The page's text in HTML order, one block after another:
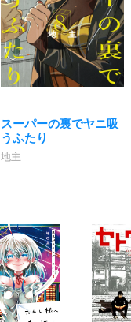
スーパーの裏でヤニ吸
うふたり
地主